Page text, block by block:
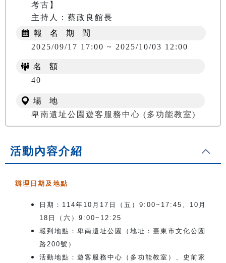
考古】
報 名 期 間
2025/09/17 17:00 ~ 2025/10/03 12:00
名 額
40
場 地
卑南遺址公園遊客服務中心 (多功能教室)
活動內容介紹
辦理日期及地點
日期：114年10月17日（五）9:00~17:45、10月
18日（六）9:00~12:25
報到地點：卑南遺址公園（地址：臺東市文化公園
路200號）
活動地點：遊客服務中心（多功能教室）、史前家